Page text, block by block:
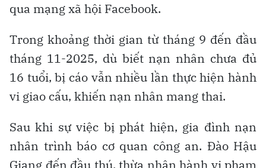
qua mạng xã hội Facebook.
Trong khoảng thời gian từ tháng 9 đến đầu
tháng 11-2025, dù biết nạn nhân chưa đủ
16 tuổi, bị cáo vẫn nhiều lần thực hiện hành
vi giao cấu, khiến nạn nhân mang thai.
Sau khi sự việc bị phát hiện, gia đình nạn
nhân trình báo cơ quan công an. Đào Hậu
Giang đến đầu thú, thừa nhận hành vi phạm